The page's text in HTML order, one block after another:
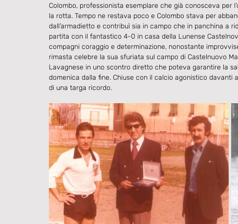
Colombo, professionista esemplare che già conosceva per
la rotta. Tempo ne restava poco e Colombo stava per
dall’armadietto e contribuì sia in campo che in panchina a
partita con il fantastico 4-0 in casa della Lunense
compagni coraggio e determinazione, nonostante
rimasta celebre la sua sfuriata sul campo di Castelnuovo
Lavagnese in uno scontro diretto che poteva garantire la
domenica dalla fine. Chiuse con il calcio agonistico davanti
di una targa ricordo.